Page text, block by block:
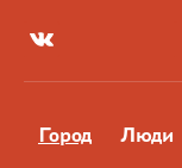
Город Люди